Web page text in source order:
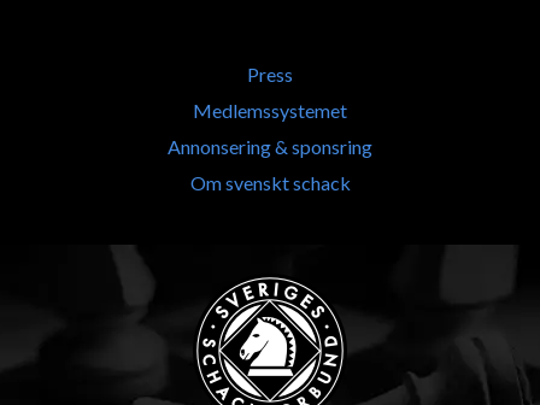
Press
Medlemssystemet
Annonsering & sponsring
Om svenskt schack